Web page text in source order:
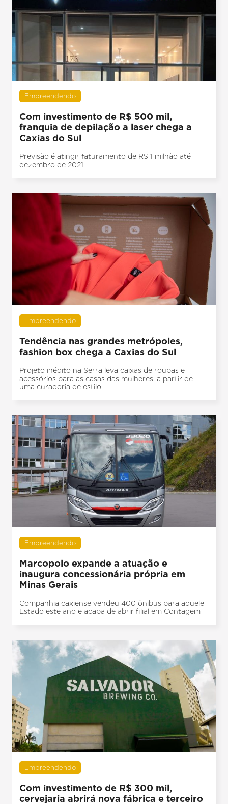
Empreendendo
Com investimento de R$ 500 mil,
franquia de depilação a laser chega a
Caxias do Sul
Previsão é atingir faturamento de R$ 1 milhão até
dezembro de 2021
Empreendendo
Tendência nas grandes metrópoles,
fashion box chega a Caxias do Sul
Projeto inédito na Serra leva caixas de roupas e
acessórios para as casas das mulheres, a partir de
uma curadoria de estilo
Empreendendo
Marcopolo expande a atuação e
inaugura concessionária própria em
Minas Gerais
Companhia caxiense vendeu 400 ônibus para aquele
Estado este ano e acaba de abrir filial em Contagem
Empreendendo
Com investimento de R$ 300 mil,
cervejaria abrirá nova fábrica e terceiro